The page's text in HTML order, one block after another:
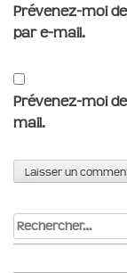
Prévenez-moi
par e-mail.
Prévenez-moi
mail.
Rechercher :